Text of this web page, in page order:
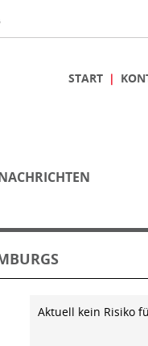
START
Aktuell kein Risiko